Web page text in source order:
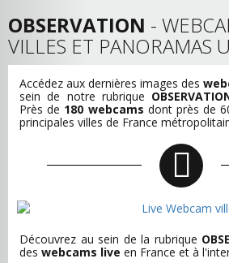
OBSERVATION -
VILLES ET PANORAMAS
Accédez aux dernières images des
sein de notre rubrique
Près de 180 webcams dont près de
principales villes de France
Découvrez au sein de la rubrique
des webcams live en France et à